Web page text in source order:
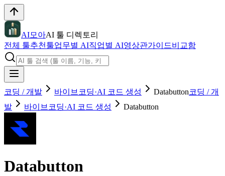
AI모아AI 툴 디렉토리
전체 툴추천툴업무별 AI직업별 AI영상관가이드비교함
코딩 / 개발 바이브코딩·AI 코드 생성 Databutton코딩 / 개
발
바이브코딩·AI 코드 생성 Databutton
Databutton